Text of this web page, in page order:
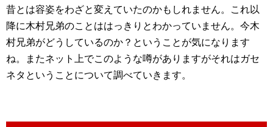
昔とは容姿をわざと変えていたのかもしれません。これ以
降に木村兄弟のことははっきりとわかっていません。今木
村兄弟がどうしているのか？ということが気になります
ね。またネット上でこのような噂がありますがそれはガセ
ネタということについて調べていきます。